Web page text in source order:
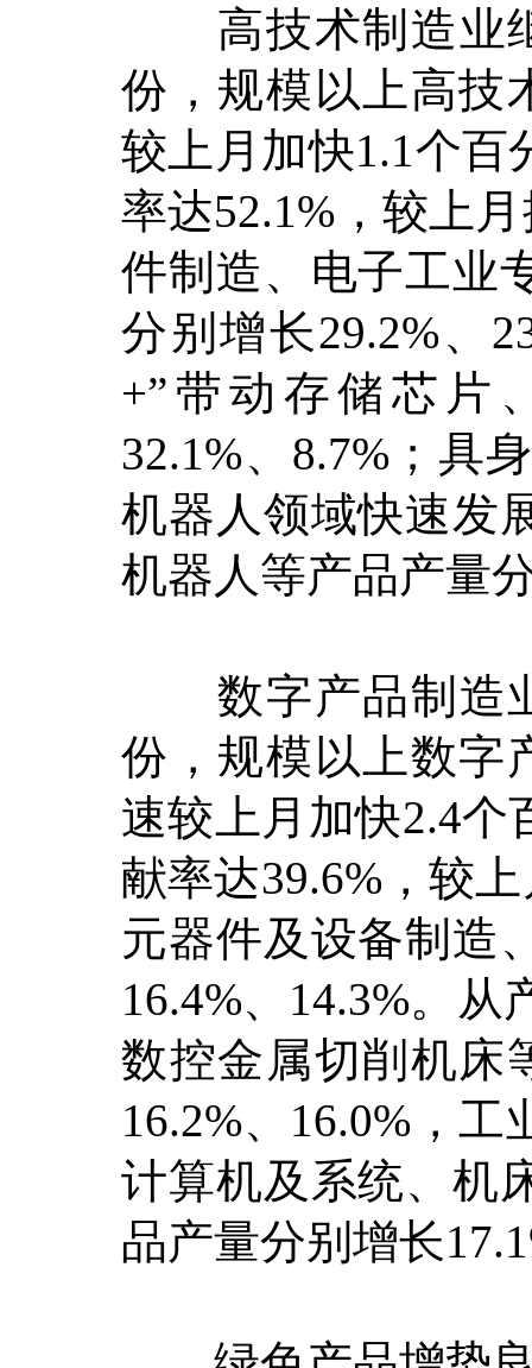
高技术制造业继
份，规模以上高技
较上月加快1.1个百
率达52.1%，较上
件制造、电子工业
分别增长29.2%、
+”带动存储芯片
32.1%、8.7%；具
机器人领域快速发
机器人等产品产量
数字产品制造业
份，规模以上数字
速较上月加快2.4个
献率达39.6%，较
元器件及设备制造
16.4%、14.3%。
数控金属切削机床
16.2%、16.0%，
计算机及系统、机
品产量分别增长